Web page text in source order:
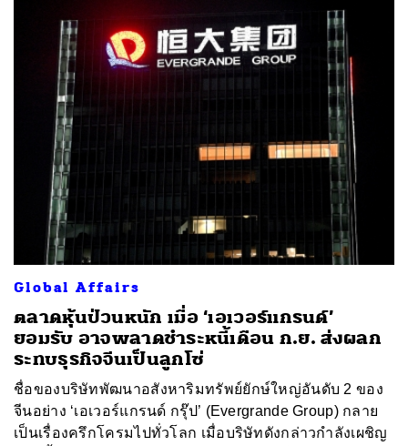
Global Affairs
ตลาดหุ้นป่วนหนัก เมื่อ ‘เอเวอร์แกรนด์’
ยอมรับ อาจพลาดชำระหนี้เดือน ก.ย. ส่งผลก
ระทบธุรกิจจีนเป็นลูกโซ่
ชื่อของบริษัทพัฒนาอสังหาริมทรัพย์ยักษ์ใหญ่อันดับ 2 ของ
จีนอย่าง ‘เอเวอร์แกรนด์ กรุ๊ป’ (Evergrande Group) กลาย
เป็นเรื่องครึกโครมไปทั่วโลก เมื่อบริษัทดังกล่าวกำลังเผชิญ